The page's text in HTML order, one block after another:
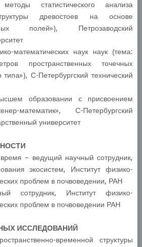
статистического анализа
древостоев на основе
полей»), Петрозаводский
математических наук наук (тема:
пространственных точечных
типа»), С-Петербургский технический
образовании с присвоением
математик», С-Петербургский
университет
– ведущий научный сотрудник,
экосистем, Институт физико-
проблем в почвоведении, РАН
сотрудник, Институт физико-
проблем в почвоведении РАН
ИССЛЕДОВАНИЙ
временной структуры